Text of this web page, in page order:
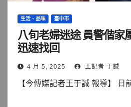
生活、品味 臺中市
八旬老婦迷途 員警偕家
迅速找回
4 月 5, 2025 王記者 于誠
【今傳媒記者王于誠 報導】 日